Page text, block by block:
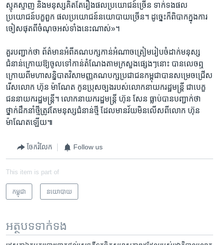
ស្មុគ​ស្មាញ​ និង​មនុស្ស​គិត​តែ​រឿង​ផល​ប្រយោជន៍​ច្រើន​ ទាក់ទង​ផល​
ប្រយោជន៍​បក្ខពួក​ ផល​ប្រយោជន៍​នយោបាយ​ច្រើន។​ ដូច្នេះ​ក៏ពិបាក​ក្នុង​ការ​
ចៀស​ផុត​ពី​ចំណុច​អស់​ទាំង​នេះ​ណាស់»។​
គួរ​បញ្ជាក់​ថា​ ព័ត៌មាន​អំពី​គណបក្ស​កាន់​អំណាច​ត្រៀម​រៀប​ចំ​ដាក់​មនុស្ស​
ជំនាន់​ក្រោយ​ឱ្យ​ចូល​ទៅ​កាន់​តំណែង​តាម​ក្រសួង​ផ្សេងៗនោះ​ បានលេច​ឮ​
ក្រោយពីមហា​សន្និបាត​វិសាមញ្ញ​គណបក្ស​ប្រជាជន​កម្ពុជា​បាន​សម្រេច​ជ្រើស​
រើស​លោក ​ហ៊ុន ម៉ាណែត ​កូន​ប្រុស​ច្បង​របស់​លោក​នាយក​រដ្ឋមន្ត្រី ​ជា​បេក្ខ​
ជននាយក​រដ្ឋមន្ត្រី។ ​លោក​នាយក​រដ្ឋមន្រ្តី ហ៊ុន សែន ​ធ្លាប់​បាន​បញ្ជាក់​ថា​
ថ្នាក់​ដឹកនាំ​ថ្មី​ត្រូវ​តែ​មនុស្ស​ជំនាន់​ថ្មី ដែល​មាន​វ័យ​មិន​លើស​ពី​លោក ​ហ៊ុន
ម៉ាណែត​ឡើយ៕
ចែករំលែក Follow us
This item is part of
កម្ពុជា នយោបាយ
អត្ថបទ​ទាក់ទង